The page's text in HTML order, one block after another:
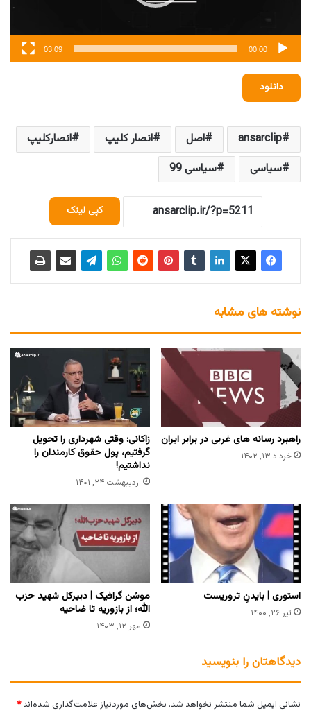
00:00
03:09
دانلود
ansarclip اصل انصار کلیپ
انصارکلیپ
سیاسی
سیاسی 99
کپی لینک
نوشته های مشابه
راهبرد رسانه های غربی در برابر ایران
خرداد ۱۳, ۱۴۰۲
زاکانی: وقتی شهرداری را تحویل
گرفتیم، پول حقوق کارمندان را
نداشتیم!
اردیبهشت ۲۴, ۱۴۰۱
استوری | بایدنِ تروریست
تیر ۲۶, ۱۴۰۰
موشن گرافیک | دبیرکل شهید حزب
الله؛ از بازوریه تا ضاحیه
مهر ۱۲, ۱۴۰۳
دیدگاهتان را بنویسید
نشانی ایمیل شما منتشر نخواهد شد. بخش‌های موردنیاز علامت‌گذاری شده‌اند*